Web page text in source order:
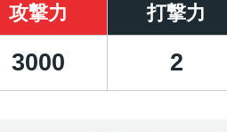
攻撃力 打撃力
3000 2